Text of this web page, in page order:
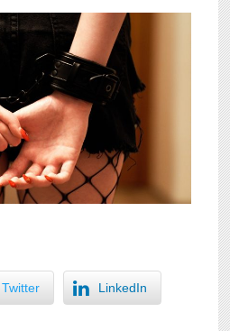
Twitter LinkedIn